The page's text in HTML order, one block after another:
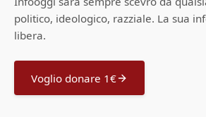
politico, ideologico, razziale. La sua
libera.
Voglio donare 1€